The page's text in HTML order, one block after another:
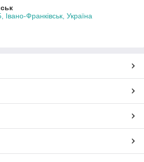
Івано-Франківськ, Україна